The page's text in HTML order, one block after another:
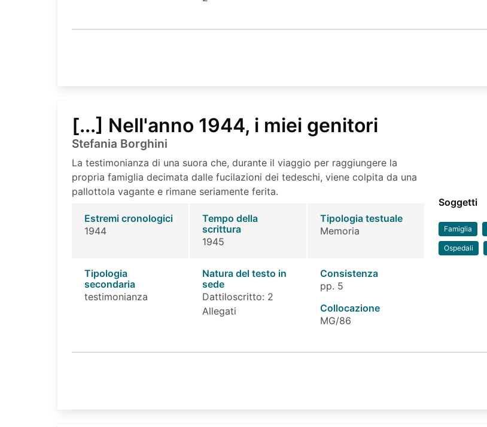
[...] Nell'anno 1944, i miei genitori
Stefania Borghini
La testimonianza di una suora che, durante il viaggio per raggiungere la
propria famiglia decimata dalle fucilazioni dei tedeschi, viene colpita da una
pallottola vagante e rimane seriamente ferita.
Estremi cronologici
1944
Tempo della
scrittura
1945
Tipologia testuale
Memoria
Tipologia
secondaria
testimonianza
Natura del testo in
sede
Dattiloscritto: 2
Allegati
Consistenza
pp. 5
Collocazione
MG/86
Soggetti
Famiglia
Ospedali